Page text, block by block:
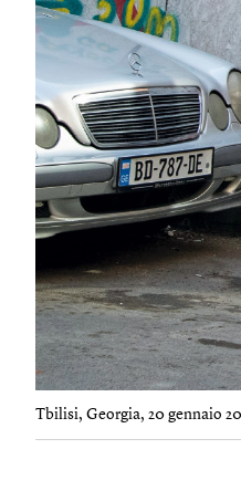
Tbilisi, Georgia, 20 gennaio